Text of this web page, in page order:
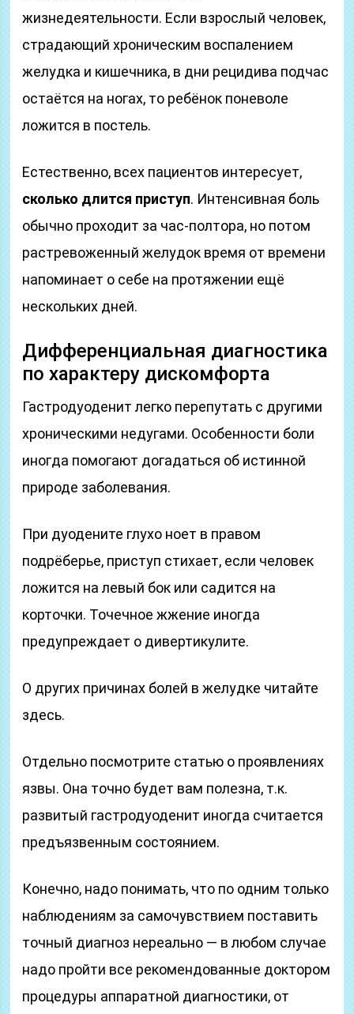
жизнедеятельности. Если взрослый человек,
страдающий хроническим воспалением
желудка и кишечника, в дни рецидива подчас
остаётся на ногах, то ребёнок поневоле
ложится в постель.
Естественно, всех пациентов интересует,
сколько длится приступ. Интенсивная боль
обычно проходит за час-полтора, но потом
растревоженный желудок время от времени
напоминает о себе на протяжении ещё
нескольких дней.
Дифференциальная диагностика
по характеру дискомфорта
Гастродуоденит легко перепутать с другими
хроническими недугами. Особенности боли
иногда помогают догадаться об истинной
природе заболевания.
При дуодените глухо ноет в правом
подрёберье, приступ стихает, если человек
ложится на левый бок или садится на
корточки. Точечное жжение иногда
предупреждает о дивертикулите.
О других причинах болей в желудке читайте
здесь.
Отдельно посмотрите статью о проявлениях
язвы. Она точно будет вам полезна, т.к.
развитый гастродуоденит иногда считается
предъязвенным состоянием.
Конечно, надо понимать, что по одним только
наблюдениям за самочувствием поставить
точный диагноз нереально — в любом случае
надо пройти все рекомендованные доктором
процедуры аппаратной диагностики, от